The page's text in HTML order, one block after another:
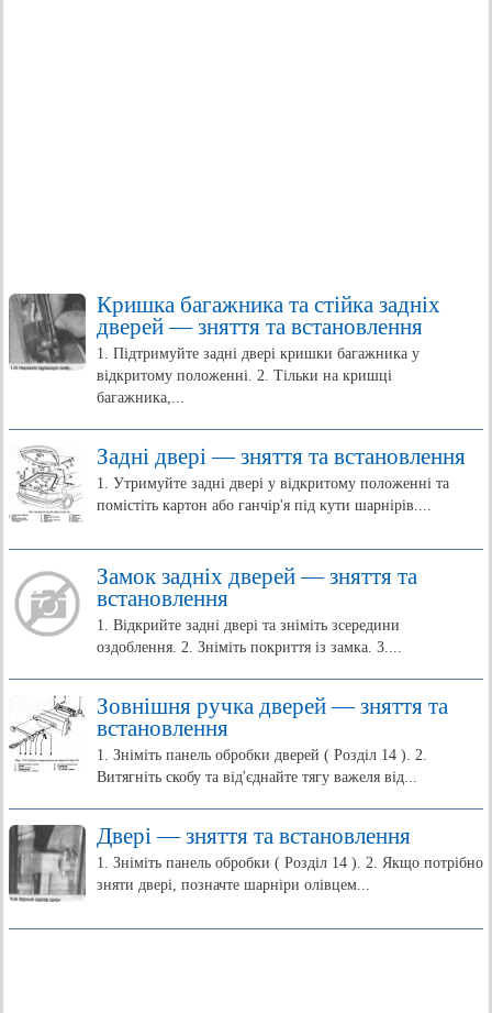
Кришка багажника та стійка задніх
дверей — зняття та встановлення
1. Підтримуйте задні двері кришки багажника у
відкритому положенні. 2. Тільки на кришці
багажника,...
Задні двері — зняття та встановлення
1. Утримуйте задні двері у відкритому положенні та
помістіть картон або ганчір'я під кути шарнірів....
Замок задніх дверей — зняття та
встановлення
1. Відкрийте задні двері та зніміть зсередини
оздоблення. 2. Зніміть покриття із замка. 3....
Зовнішня ручка дверей — зняття та
встановлення
1. Зніміть панель обробки дверей ( Розділ 14 ). 2.
Витягніть скобу та від'єднайте тягу важеля від...
Двері — зняття та встановлення
1. Зніміть панель обробки ( Розділ 14 ). 2. Якщо потрібно
зняти двері, позначте шарніри олівцем...